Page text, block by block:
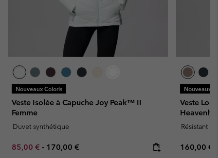
Nouveaux Coloris
Veste Isolée à Capuche Joy Peak™ II
Femme
Duvet synthétique
Minimum sale price:
85,00 € - Maximum price:
170,00 €
Nouveaux
Veste
Résistant à
Regular
160,00 €